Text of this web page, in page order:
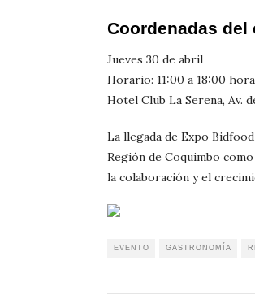
Coordenadas del
Jueves 30 de abril
Horario: 11:00 a 18:00
Hotel Club La Serena, Av.
La llegada de Expo
Región de Coquimbo
la colaboración y el
EVENTO GASTRONOMÍA